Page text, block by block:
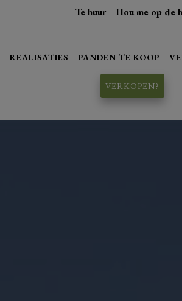
Te huur Hou me op de
REALISATIES PANDEN TE KOOP
VERKOPEN?